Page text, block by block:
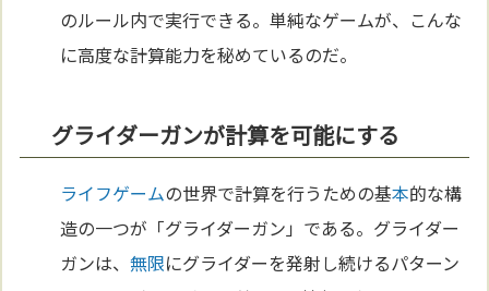
のルール内で実行できる。単純なゲームが、こんな
に高度な計算能力を秘めているのだ。
グライダーガンが計算を可能にする
ライフゲームの世界で計算を行うための基本的な構
造の一つが「グライダーガン」である。グライダー
ガンは、無限にグライダーを発射し続けるパターン